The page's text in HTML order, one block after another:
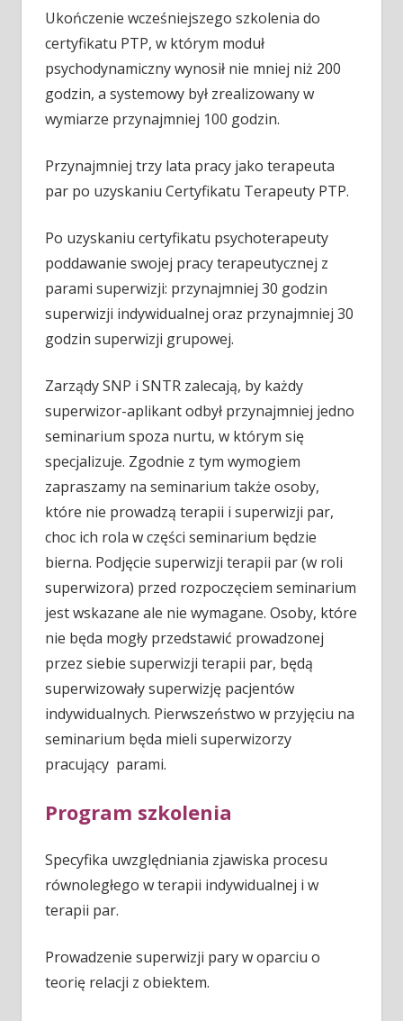
Ukończenie wcześniejszego szkolenia do
certyfikatu PTP, w którym moduł
psychodynamiczny wynosił nie mniej niż 200
godzin, a systemowy był zrealizowany w
wymiarze przynajmniej 100 godzin.
Przynajmniej trzy lata pracy jako terapeuta
par po uzyskaniu Certyfikatu Terapeuty PTP.
Po uzyskaniu certyfikatu psychoterapeuty
poddawanie swojej pracy terapeutycznej z
parami superwizji: przynajmniej 30 godzin
superwizji indywidualnej oraz przynajmniej 30
godzin superwizji grupowej.
Zarządy SNP i SNTR zalecają, by każdy
superwizor-aplikant odbył przynajmniej jedno
seminarium spoza nurtu, w którym się
specjalizuje. Zgodnie z tym wymogiem
zapraszamy na seminarium także osoby,
które nie prowadzą terapii i superwizji par,
choc ich rola w części seminarium będzie
bierna. Podjęcie superwizji terapii par (w roli
superwizora) przed rozpoczęciem seminarium
jest wskazane ale nie wymagane. Osoby, które
nie będa mogły przedstawić prowadzonej
przez siebie superwizji terapii par, będą
superwizowały superwizję pacjentów
indywidualnych. Pierwszeństwo w przyjęciu na
seminarium będa mieli superwizorzy
pracujący parami.
Program szkolenia
Specyfika uwzględniania zjawiska procesu
równoległego w terapii indywidualnej i w
terapii par.
Prowadzenie superwizji pary w oparciu o
teorię relacji z obiektem.